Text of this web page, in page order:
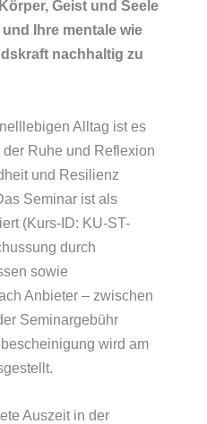
Geist und Seele
Ihre mentale wie
nachhaltig zu
Alltag ist es
Ruhe und Reflexion
und Resilienz
Seminar ist als
(Kurs-ID: KU-ST-
durch
sowie
Anbieter – zwischen
Seminargebühr
wird am
Auszeit in der